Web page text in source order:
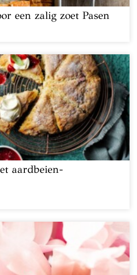
een zalig zoet Pasen
aardbeien-